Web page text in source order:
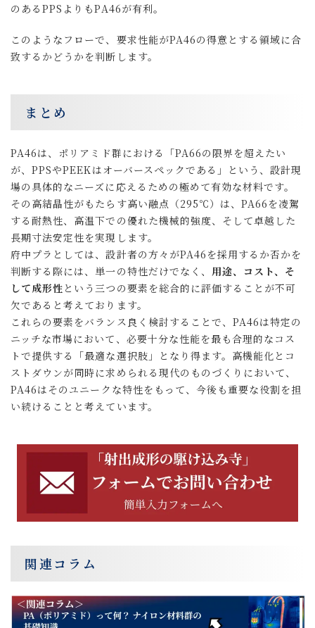
のあるPPSよりもPA46が有利。
このようなフローで、要求性能がPA46の得意とする領域に合
致するかどうかを判断します。
まとめ
PA46は、ポリアミド群における「PA66の限界を超えたい
が、PPSやPEEKはオーバースペックである」という、設計現
場の具体的なニーズに応えるための極めて有効な材料です。
その高結晶性がもたらす高い融点（295℃）は、PA66を凌駕
する耐熱性、高温下での優れた機械的強度、そして卓越した
長期寸法安定性を実現します。
府中プラとしては、設計者の方々がPA46を採用するか否かを
判断する際には、単一の特性だけでなく、 用途、コスト、そ
して成形性 という三つの要素を総合的に評価することが不可
欠であると考えております。
これらの要素をバランス良く検討することで、PA46は特定の
ニッチな市場において、必要十分な性能を最も合理的なコス
トで提供する「最適な選択肢」となり得ます。高機能化とコ
ストダウンが同時に求められる現代のものづくりにおいて、
PA46はそのユニークな特性をもって、今後も重要な役割を担
い続けることと考えています。
関連コラム